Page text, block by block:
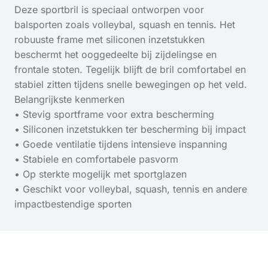
Deze sportbril is speciaal ontworpen voor
balsporten zoals volleybal, squash en tennis. Het
robuuste frame met siliconen inzetstukken
beschermt het ooggedeelte bij zijdelingse en
frontale stoten. Tegelijk blijft de bril comfortabel en
stabiel zitten tijdens snelle bewegingen op het veld.
Belangrijkste kenmerken
• Stevig sportframe voor extra bescherming
• Siliconen inzetstukken ter bescherming bij impact
• Goede ventilatie tijdens intensieve inspanning
• Stabiele en comfortabele pasvorm
• Op sterkte mogelijk met sportglazen
• Geschikt voor volleybal, squash, tennis en andere
impactbestendige sporten